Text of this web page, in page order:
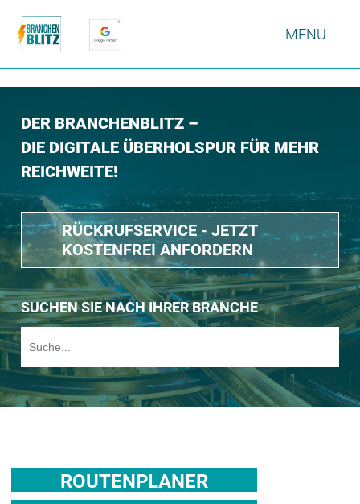
MENU
DER BRANCHENBLITZ –
DIE DIGITALE ÜBERHOLSPUR FÜR MEHR
REICHWEITE!
RÜCKRUFSERVICE - JETZT
KOSTENFREI ANFORDERN
SUCHEN SIE NACH IHRER BRANCHE
ROUTENPLANER